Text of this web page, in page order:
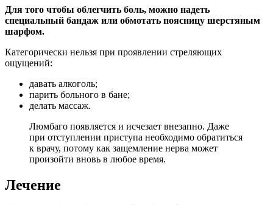
Для того чтобы облегчить боль, можно надеть
специальный бандаж или обмотать поясницу шерстяным
шарфом.
Категорически нельзя при проявлении стреляющих
ощущений:
давать алкоголь;
парить больного в бане;
делать массаж.
Люмбаго появляется и исчезает внезапно. Даже
при отступлении приступа необходимо обратиться
к врачу, потому как защемление нерва может
произойти вновь в любое время.
Лечение